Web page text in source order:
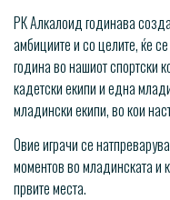
РК Алкалоид годинава
амбициите и со целите, ќе
година во нашиот спортски
кадетски екипи и една
младински екипи, во кои
Овие играчи се
моментов во младинската и
првите места.